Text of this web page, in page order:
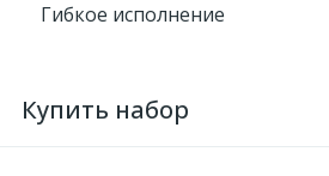
Гибкое исполнение
Купить набор